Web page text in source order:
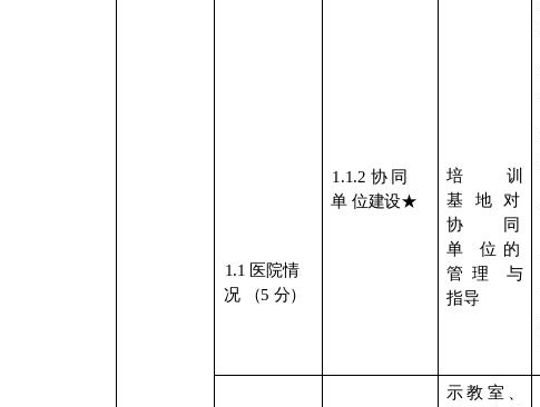
1.1 医院情
况
（5 分）
1.1.2 协 同
单 位建设★
培
训
基
地
对
协同
单
位的
管理
与
指导
示教室、